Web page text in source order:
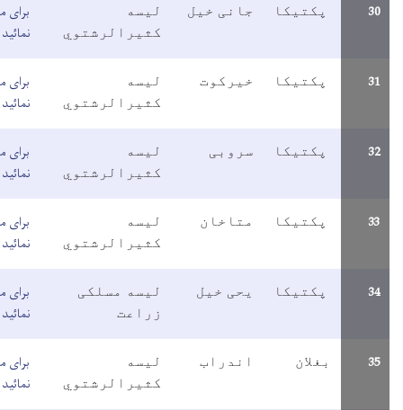
جانی خیل
لیسه
برای مطالعه معلومات اینجا کلیک
نمائید
خیرکوت
لیسه
برای مطالعه معلومات اینجا کلیک
نمائید
سروبی
لیسه
برای مطالعه معلومات اینجا کلیک
نمائید
متاخان
لیسه
برای مطالعه معلومات اینجا کلیک
نمائید
یحی خیل
لیسه مسلکی
برای مطالعه معلومات اینجا کلیک
نمائید
اندراب
لیسه
برای مطالعه معلومات اینجا کلیک
نمائید